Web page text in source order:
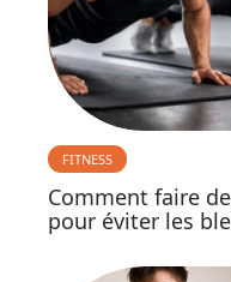
FITNESS
Comment faire
pour éviter les